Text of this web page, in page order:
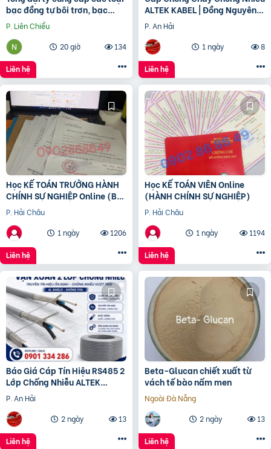
bạc đồng tự bôi trơn, bạc
cầu, bạc Graphite
P. Liên Chiểu
20 giờ
134
Liên hệ
ALTEK KABEL | Đồng Nguyên
Chất 100%, Đảm Bảo An Toàn
Công Trình
P. An Hải
1 ngày
8
Liên hệ
Học KẾ TOÁN TRƯỞNG HÀNH
CHÍNH SỰ NGHIỆP Online (Bộ
tài chính) cấp chứng chỉ để
bổ nhiệm
P. Hải Châu
1 ngày
1206
Liên hệ
Học KẾ TOÁN VIÊN Online
(HÀNH CHÍNH SỰ NGHIỆP)
P. Hải Châu
1 ngày
1194
Liên hệ
Báo Giá Cáp Tín Hiệu RS485 2
Lớp Chống Nhiễu ALTEK
KABEL | Đồng Nguyên Chất
100%, Chống Nhiễu Tối
P. An Hải
2 ngày
13
Liên hệ
Beta-Glucan chiết xuất từ
vách tế bào nấm men
Ngoài Đà Nẵng
2 ngày
13
Liên hệ